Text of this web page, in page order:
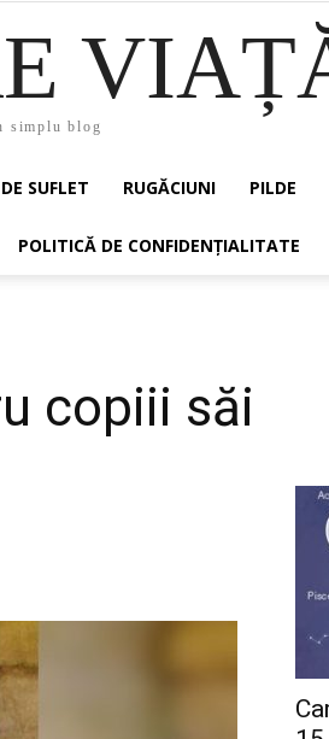
simplu blog
DE SUFLET RUGĂCIUNI PILDE
POLITICĂ DE CONFIDENȚIALITATE
copiii săi